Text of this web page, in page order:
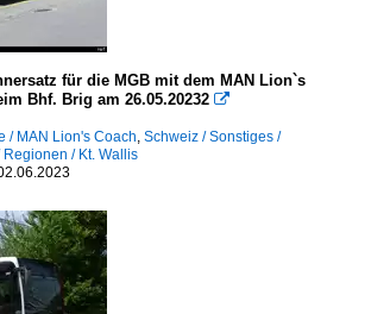
für die MGB mit dem MAN Lion`s
Bhf. Brig am 26.05.20232 
/ MAN Lion's Coach Schweiz / Sonstiges /
Regionen / Kt. Wallis